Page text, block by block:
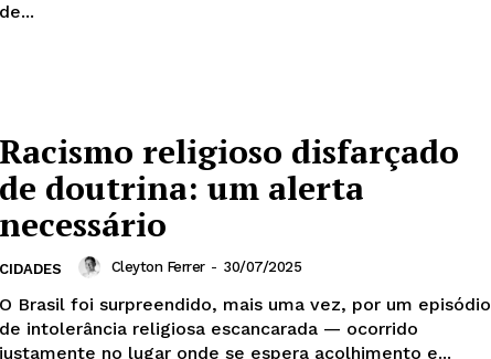
de...
Racismo religioso disfarçado
de doutrina: um alerta
necessário
CIDADES Cleyton Ferrer - 30/07/2025
O Brasil foi surpreendido, mais uma vez, por um episódio
de intolerância religiosa escancarada — ocorrido
justamente no lugar onde se espera acolhimento e...